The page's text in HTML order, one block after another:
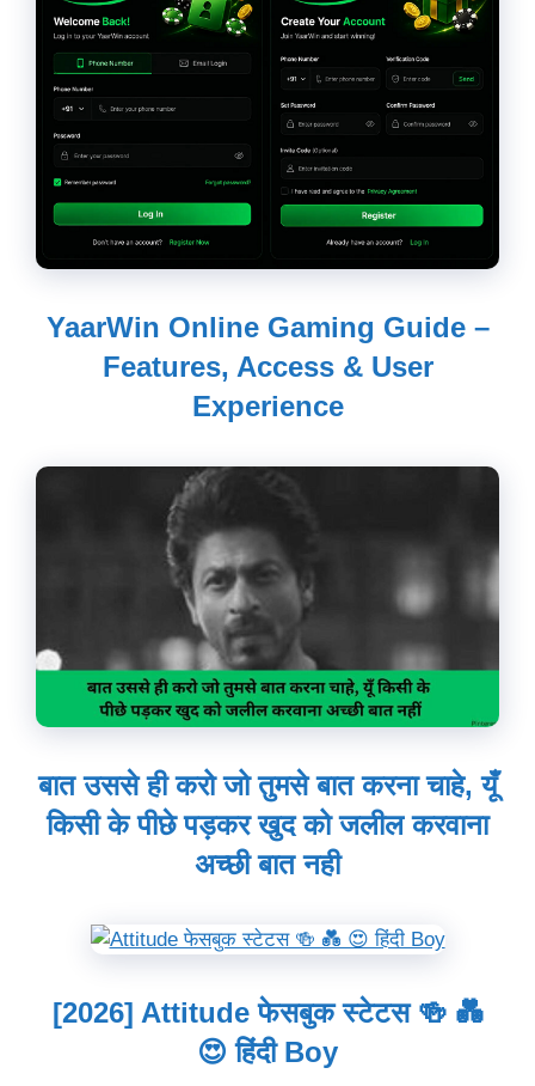
YaarWin Online Gaming Guide –
Features, Access & User
Experience
बात उससे ही करो जो तुमसे बात करना चाहे, यूँ
किसी के पीछे पड़कर खुद को जलील करवाना
अच्छी बात नही
[2026] Attitude फेसबुक स्टेटस 🍻 💑
😍 हिंदी Boy